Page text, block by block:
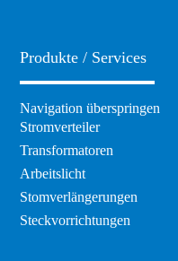
Produkte / Services
Navigation überspringen
Stromverteiler
Transformatoren
Arbeitslicht
Stomverlängerungen
Steckvorrichtungen